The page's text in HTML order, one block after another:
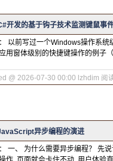
开发的基于钩子技术监测键鼠事
以前写过一个Windows操作系
用窗体级别的快捷键操作的例子
@ 2026-07-30 00:00 lzhdim 阅
异步编程的演进
一、 为什么需要异步编程？ 先